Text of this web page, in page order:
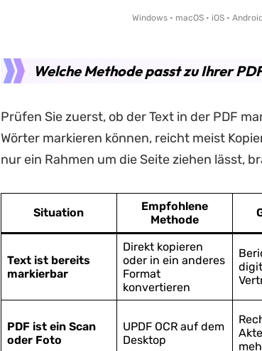
Windows • macOS • iOS • Android
Welche Methode passt zu Ihrer
Prüfen Sie zuerst, ob der Text in der PDF
Wörter markieren können, reicht meist
nur ein Rahmen um die Seite ziehen lässt,
Situation
Empfohlene
Methode
Text ist bereits
markierbar
Direkt kopieren
oder in ein anderes
Format
konvertieren
PDF ist ein Scan
oder Foto
UPDF OCR auf dem
Desktop